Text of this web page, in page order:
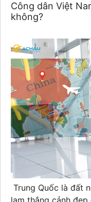
Công dân Việt
không?
Trung Quốc là đất
lam thắng cảnh